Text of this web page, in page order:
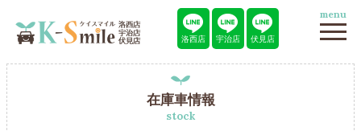
洛西店 宇治店 伏見店
menu
在庫車情報
stock